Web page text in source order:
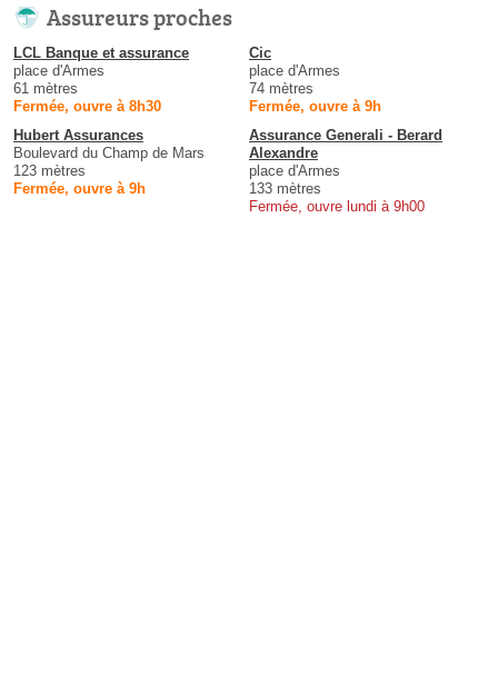
Assureurs proches
LCL Banque et assurance
place d'Armes
61 mètres
Fermée, ouvre à 8h30
Cic
place d'Armes
74 mètres
Fermée, ouvre à 9h
Hubert Assurances
Boulevard du Champ de Mars
123 mètres
Fermée, ouvre à 9h
Assurance Generali - Berard
Alexandre
place d'Armes
133 mètres
Fermée, ouvre lundi à 9h00